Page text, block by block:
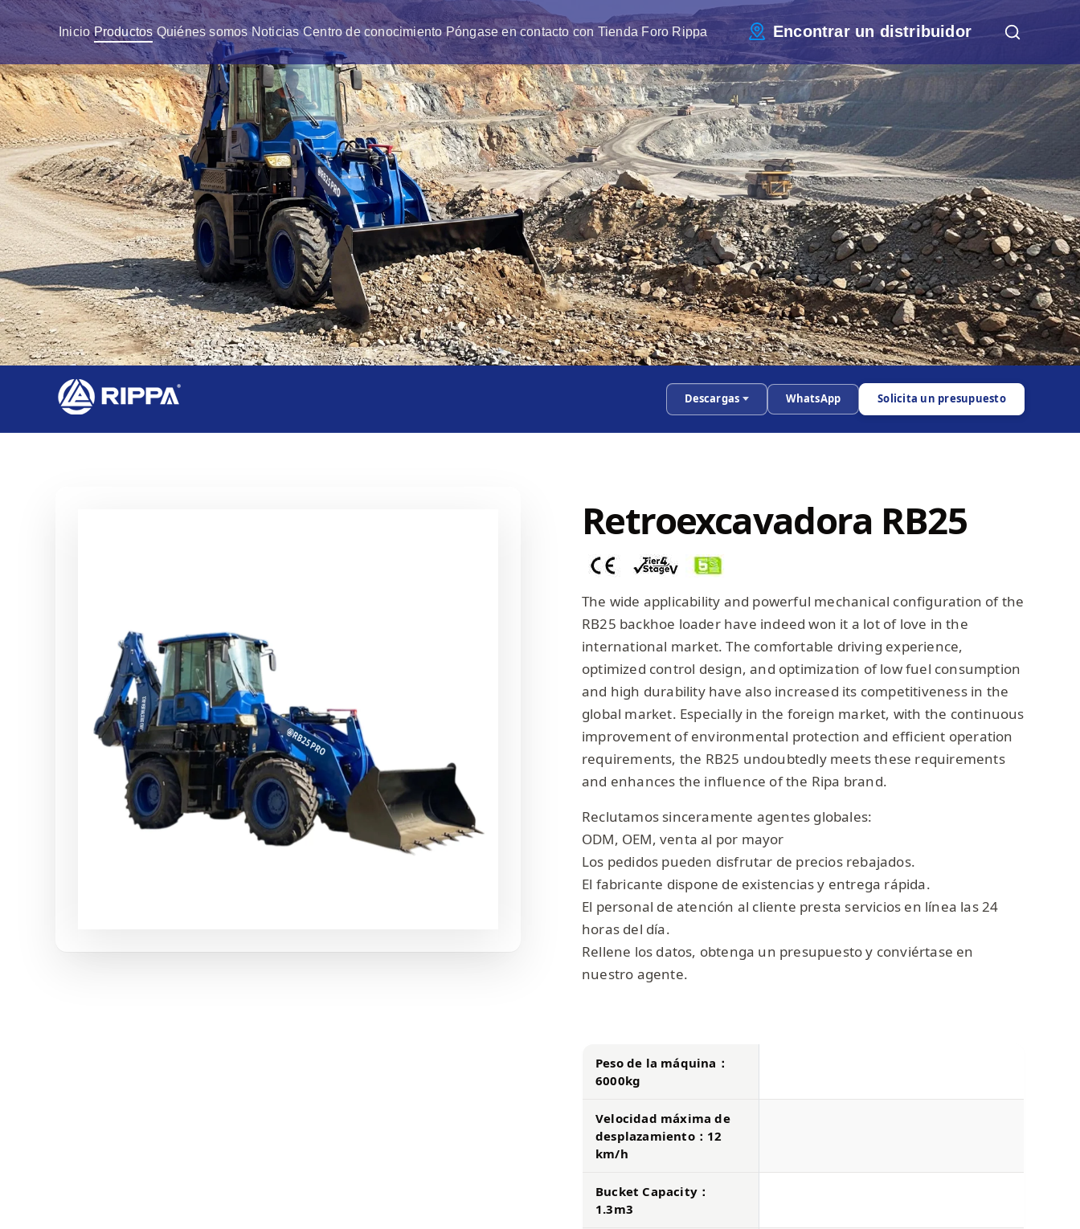
Inicio Productos Quiénes somos Noticias Centro de conocimiento Póngase en contacto con Tienda Foro Rippa Encontrar un distribuidor
Descargas WhatsApp Solicita un presupuesto
Retroexcavadora RB25
The wide applicability and powerful mechanical configuration of the
RB25 backhoe loader have indeed won it a lot of love in the
international market. The comfortable driving experience,
optimized control design, and optimization of low fuel consumption
and high durability have also increased its competitiveness in the
global market. Especially in the foreign market, with the continuous
improvement of environmental protection and efficient operation
requirements, the RB25 undoubtedly meets these requirements
and enhances the influence of the Ripa brand.
Reclutamos sinceramente agentes globales:
ODM, OEM, venta al por mayor
Los pedidos pueden disfrutar de precios rebajados.
El fabricante dispone de existencias y entrega rápida.
El personal de atención al cliente presta servicios en línea las 24
horas del día.
Rellene los datos, obtenga un presupuesto y conviértase en
nuestro agente.
Peso de la máquina：
6000kg
Velocidad máxima de
desplazamiento：12
km/h
Bucket Capacity：
1.3m3